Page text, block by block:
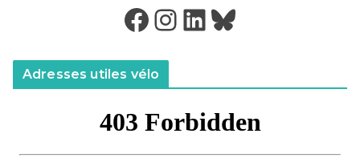
Facebook Instagram LinkedIn Bluesky
Adresses utiles vélo